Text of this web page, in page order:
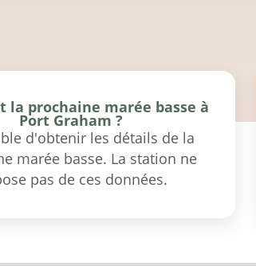
la prochaine marée basse à
Port Graham ?
d'obtenir les détails de la
marée basse. La station ne
pas de ces données.